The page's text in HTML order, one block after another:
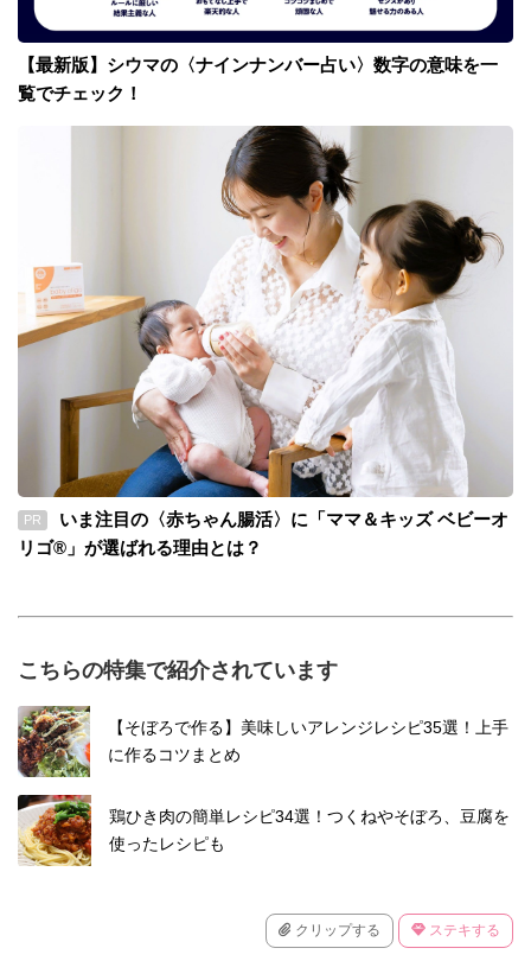
【最新版】シウマの〈ナインナンバー占い〉数字の意味を一
覧でチェック！
PR
いま注目の〈赤ちゃん腸活〉に「ママ＆キッズ ベビーオ
リゴ®」が選ばれる理由とは？
こちらの特集で紹介されています
【そぼろで作る】美味しいアレンジレシピ35選！上手
に作るコツまとめ
鶏ひき肉の簡単レシピ34選！つくねやそぼろ、豆腐を
使ったレシピも
クリップする ステキする